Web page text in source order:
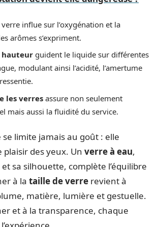
influe sur l’oxygénation et la
arômes s’expriment.
hauteur guident le liquide sur différentes
modulant ainsi l’acidité, l’amertume
les verres assure non seulement
mais aussi la fluidité du service.
se limite jamais au goût : elle
des yeux. Un verre à eau,
sa silhouette, complète l’équilibre
à la taille de verre revient à
matière, lumière et gestuelle.
et à la transparence, chaque